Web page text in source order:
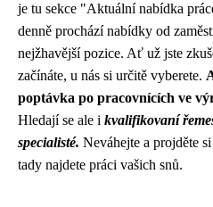
je tu sekce "Aktuální nabídka
denně prochází nabídky od
nejžhavější pozice. Ať už jste
začínáte, u nás si určitě vyberete.
poptávka po pracovnících ve
Hledají se ale i kvalifikovaní
specialisté. Neváhejte a projděte
tady najdete práci vašich snů.